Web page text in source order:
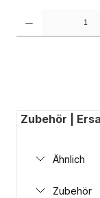
Zubehör |
Ähnlich
Zubehör